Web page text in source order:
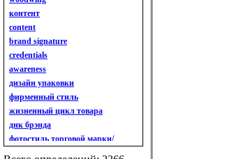
анализ макросистемы
анализ маркетинговый
анализ рынка
анализ ситуационный
анализ экспертный
индивидуальный
анкета
ассортимент
ассортимент товарный.
планирование товарного
ассортимента
ассортимент. глубина
контент
content
brand signature
credentials
awareness
дизайн упаковки
фирменный стиль
жизненный цикл товара
днк брэнда
фотостиль торговой марки/
линейки продукции